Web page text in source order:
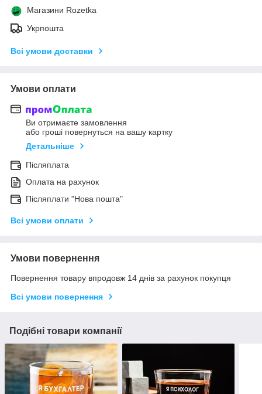
Магазини Rozetka
Укрпошта
Всі умови доставки
Умови оплати
Ви отримаєте замовлення
або гроші повернуться на вашу картку
Детальніше
Післяплата
Оплата на рахунок
Післяплати "Нова пошта"
Всі умови оплати
Умови повернення
Повернення товару впродовж 14 днів за рахунок покупця
Всі умови повернення
Подібні товари компанії